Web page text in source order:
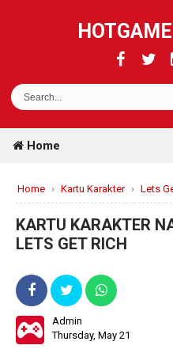
Home
Home › Kartu Karakter › Lets
KARTU KARAKTER
LETS GET RICH
Admin
Thursday, May 21